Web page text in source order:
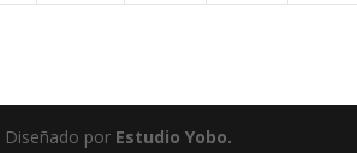
Diseñado por Estudio Yobo.